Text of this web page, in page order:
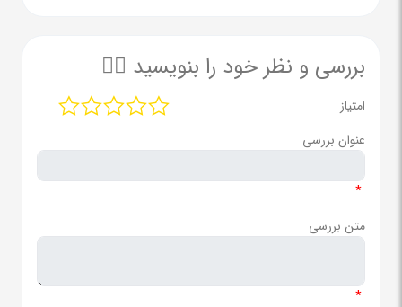
بررسی و نظر خود را بنویسید ✍🏻
امتیاز
عنوان بررسی
*
متن بررسی
*